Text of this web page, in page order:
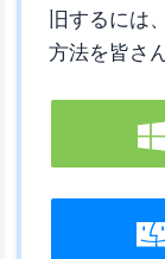
旧するには
方法を皆さ
